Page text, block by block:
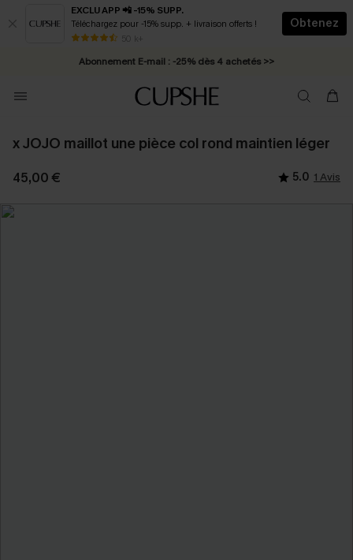
EXCLU APP 📲 -15% SUPP.
Téléchargez pour -15% supp. + livraison offerts !
50 k+
Obtenez
* Livraison éclair 2-3 jours ouvrés >>
Abonnement E-mail : -25% dès 4 achetés >>
x JOJO maillot une pièce col rond maintien léger
45,00 € 5.0 1 Avis